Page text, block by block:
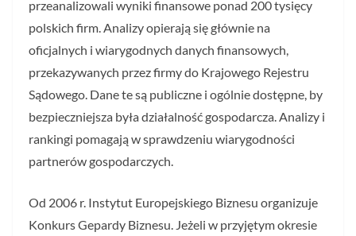
przeanalizowali wyniki finansowe ponad 200 tysięcy
polskich firm. Analizy opierają się głównie na
oficjalnych i wiarygodnych danych finansowych,
przekazywanych przez firmy do Krajowego Rejestru
Sądowego. Dane te są publiczne i ogólnie dostępne, by
bezpieczniejsza była działalność gospodarcza. Analizy i
rankingi pomagają w sprawdzeniu wiarygodności
partnerów gospodarczych.
Od 2006 r. Instytut Europejskiego Biznesu organizuje
Konkurs Gepardy Biznesu. Jeżeli w przyjętym okresie